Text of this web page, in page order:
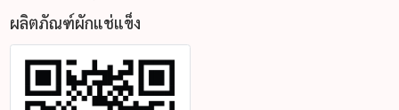
ผลิตภัณฑ์ผักแช่แข็ง